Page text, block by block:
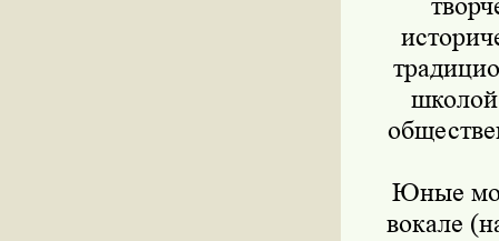
Юные
вокале